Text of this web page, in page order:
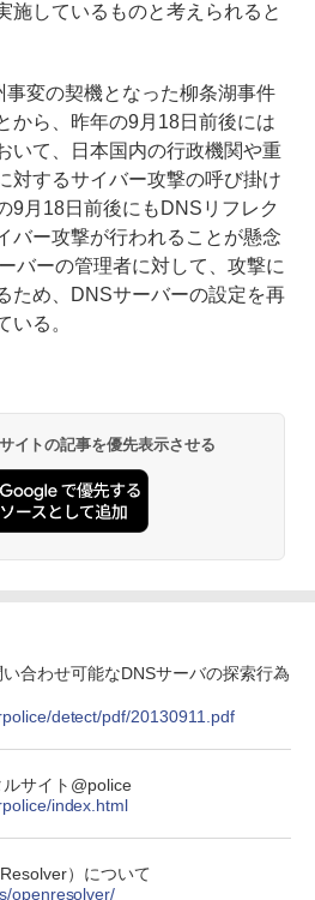
施しているものと考えられると
変の契機となった柳条湖事件
から、昨年の9月18日前後には
いて、日本国内の行政機関や重
対するサイバー攻撃の呼び掛け
9月18日前後にもDNSリフレク
バー攻撃が行われることが懸念
バーの管理者に対して、攻撃に
ため、DNSサーバーの設定を再
いる。
イトの記事を優先表示させる
合わせ可能なDNSサーバの探索行為
detect/pdf/20130911.pdf
サイト@police
index.html
）について
openresolver/